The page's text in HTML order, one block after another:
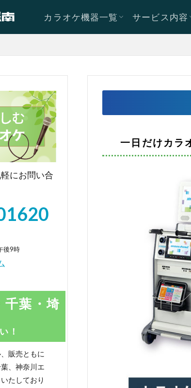
カラオケ機器一覧 サービス内容
一日だけカラ
にお問い合
後9時
千葉・埼
！
販売ともに
、神奈川エ
たしており